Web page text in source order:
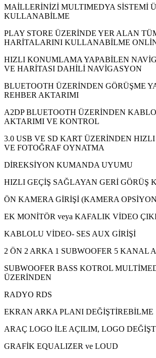
MAİLLERİNİZİ MULTIMEDYA SİSTEMİ
KULLANABİLME
PLAY STORE ÜZERİNDE YER ALAN
HARİTALARINI KULLANABİLME
HIZLI KONUMLAMA YAPABİLEN
VE HARİTASI DAHİLİ NAVİGASYON
BLUETOOTH ÜZERİNDEN GÖRÜŞME
REHBER AKTARIMI
A2DP BLUETOOTH ÜZERİNDEN
AKTARIMI VE KONTROL
3.0 USB VE SD KART ÜZERİNDEN
VE FOTOĞRAF OYNATMA
DİREKSİYON KUMANDA UYUMU
HIZLI GEÇİŞ SAĞLAYAN GERİ GÖRÜŞ
ÖN KAMERA GİRİŞİ (KAMERA
EK MONİTÖR veya KAFALIK VİDEO
KABLOLU VİDEO- SES AUX GİRİŞİ
2 ÖN 2 ARKA 1 SUBWOOFER 5 KANAL
SUBWOOFER BASS KOTROL
ÜZERİNDEN
RADYO RDS
EKRAN ARKA PLANI DEĞİŞTİREBİLME
ARAÇ LOGO İLE AÇILIM, LOGO
GRAFİK EQUALIZER ve LOUD